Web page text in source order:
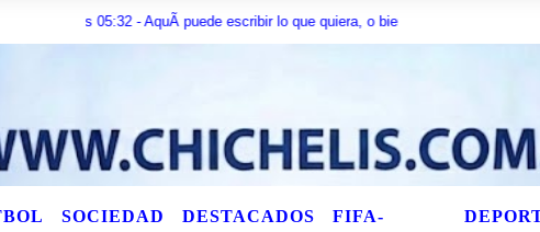
05:32 - AquÃ­ puede escribir lo que quiera, o bien puede mostrar los Ãºltimos
SOCIEDAD DESTACADOS
FIFA-